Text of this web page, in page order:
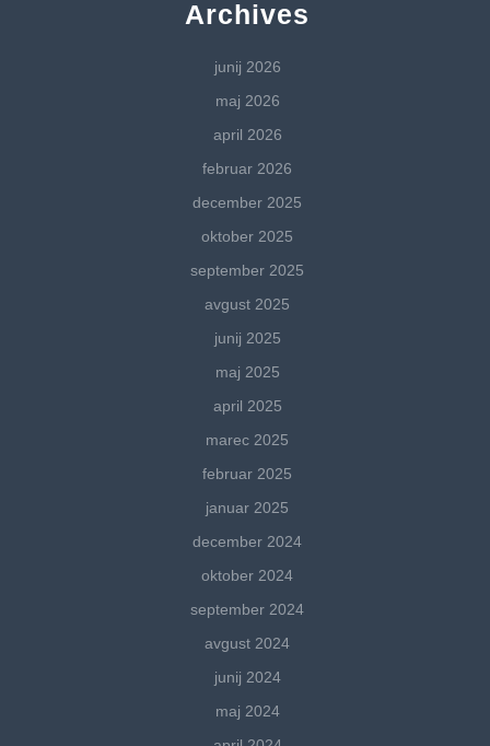
Archives
junij 2026
maj 2026
april 2026
februar 2026
december 2025
oktober 2025
september 2025
avgust 2025
junij 2025
maj 2025
april 2025
marec 2025
februar 2025
januar 2025
december 2024
oktober 2024
september 2024
avgust 2024
junij 2024
maj 2024